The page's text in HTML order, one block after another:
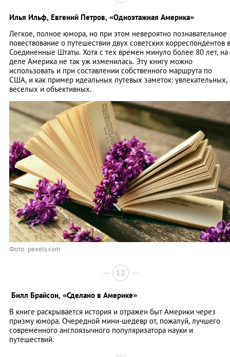
Илья Ильф, Евгений Петров, «Одноэтажная Америка»
Легкое, полное юмора, но при этом невероятно познавательное
повествование о путешествии двух советских корреспондентов в
Соединенные Штаты. Хотя с тех времен минуло более 80 лет, на
деле Америка не так уж изменилась. Эту книгу можно
использовать и при составлении собственного маршрута по
США, и как пример идеальных путевых заметок: увлекательных,
веселых и объективных.
Фото: pexels.com
12
Билл Брайсон, «Сделано в Америке»
В книге раскрывается история и отражен быт Америки через
призму юмора. Очередной мини-шедевр от, пожалуй, лучшего
современного англоязычного популяризатора науки и
путешествий.